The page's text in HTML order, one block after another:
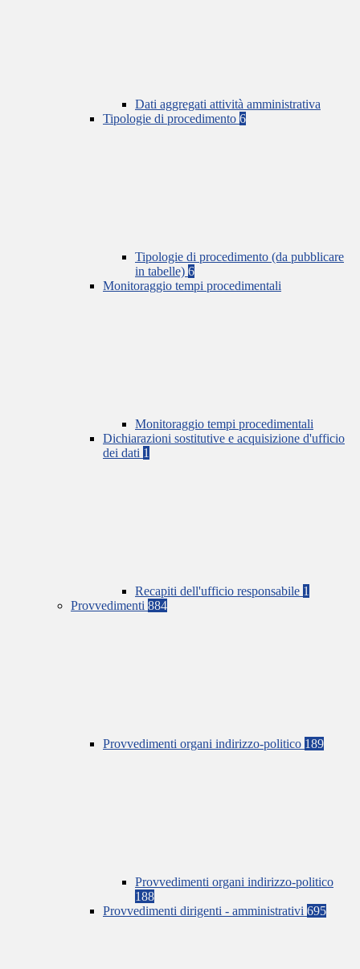
Dati aggregati attività amministrativa
Tipologie di procedimento 6
Tipologie di procedimento (da pubblicare
in tabelle) 6
Monitoraggio tempi procedimentali
Monitoraggio tempi procedimentali
Dichiarazioni sostitutive e acquisizione d'ufficio
dei dati 1
Recapiti dell'ufficio responsabile 1
Provvedimenti 884
Provvedimenti organi indirizzo-politico 189
Provvedimenti organi indirizzo-politico
188
Provvedimenti dirigenti - amministrativi 695